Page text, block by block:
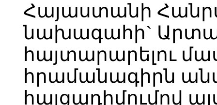
Հայաստանի
նախագահի`
հայտարարելու
հրամանագիրն
հայցադիմումով